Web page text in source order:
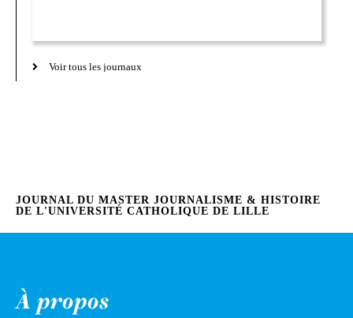
Voir tous les journaux
JOURNAL DU MASTER JOURNALISME & HISTOIRE
DE L'UNIVERSITÉ CATHOLIQUE DE LILLE
À propos